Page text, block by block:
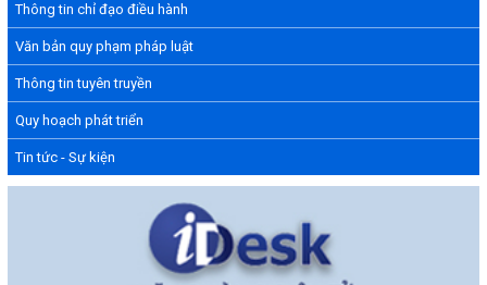
Thông tin chỉ đạo điều hành
Văn bản quy phạm pháp luật
Thông tin tuyên truyền
Quy hoạch phát triển
Tin tức - Sự kiện